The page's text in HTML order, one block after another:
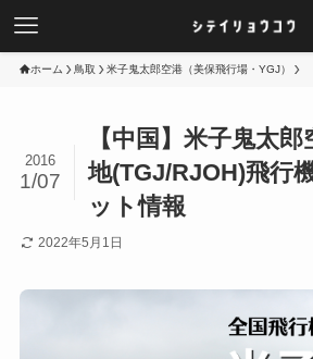
ホーム 鳥取 米子鬼太郎空港（美保飛行場・YGJ）
【中国】米子鬼太
地(TGJ/RJOH)飛行
ット情報
2016
1/07
2022年5月1日